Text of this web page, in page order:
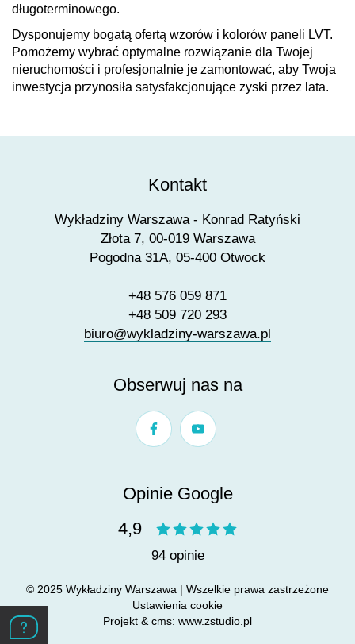
długoterminowego.
Dysponujemy bogatą ofertą wzorów i kolorów paneli LVT.
Pomożemy wybrać optymalne rozwiązanie dla Twojej
nieruchomości i profesjonalnie je zamontować, aby Twoja
inwestycja przynosiła satysfakcjonujące zyski przez lata.
Kontakt
Wykładziny Warszawa - Konrad Ratyński
Złota 7, 00-019 Warszawa
Pogodna 31A, 05-400 Otwock
+48 576 059 871
+48 509 720 293
biuro@wykladziny-warszawa.pl
Obserwuj nas na
Opinie Google
4,9
94 opinie
© 2025 Wykładziny Warszawa | Wszelkie prawa zastrzeżone
Ustawienia cookie
Projekt & cms: www.zstudio.pl